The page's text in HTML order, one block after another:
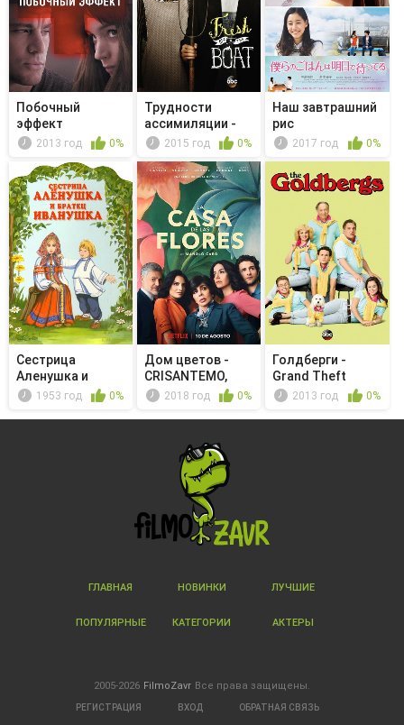
Побочный
эффект
2013 год 0%
Трудности
ассимиляции -
Citizen Jessica
2015 год 0%
Наш завтрашний
рис
2017 год 0%
Сестрица
Аленушка и
братец Иванушка
1953 год 0%
Дом цветов -
CRISANTEMO,
(Símb. dolor)
2018 год 0%
Голдберги -
Grand Theft
Scooter
2013 год 0%
ГЛАВНАЯ НОВИНКИ ЛУЧШИЕ
ПОПУЛЯРНЫЕ КАТЕГОРИИ АКТЕРЫ
2005-2026 FilmoZavr Все права защищены.
РЕГИСТРАЦИЯ ВХОД ОБРАТНАЯ СВЯЗЬ